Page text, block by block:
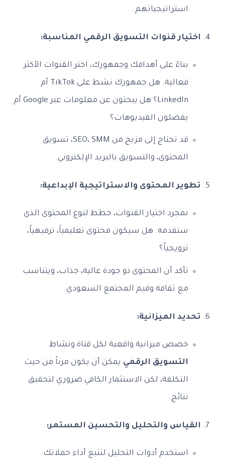
استراتيجياتهم.
اختيار قنوات التسويق الرقمي المناسبة:
بناءً على أهدافك وجمهورك، اختر القنوات الأكثر
فعالية. هل جمهورك نشط على TikTok أم
LinkedIn؟ هل يبحثون عن معلومات عبر Google أم
يفضلون الفيديوهات؟
قد تحتاج إلى مزيج من SEO، SMM، تسويق
المحتوى، والتسويق بالبريد الإلكتروني.
تطوير المحتوى والاستراتيجية الإبداعية:
بمجرد اختيار القنوات، خطط لنوع المحتوى الذي
ستقدمه. هل سيكون محتوى تعليمياً، ترفيهياً،
ترويجياً؟
تأكد أن المحتوى ذو جودة عالية، جذاب، ويتناسب
مع ثقافة وقيم المجتمع السعودي.
تحديد الميزانية:
خصص ميزانية واقعية لكل قناة ونشاط.
التسويق الرقمي يمكن أن يكون مرناً من حيث
التكلفة، لكن الاستثمار الكافي ضروري لتحقيق
نتائج.
القياس والتحليل والتحسين المستمر:
استخدم أدوات التحليل لتتبع أداء حملاتك.